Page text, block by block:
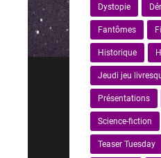
Dystopie
Fantômes
Historique
Jeudi jeu
Présentations
Science-fiction
Teaser Tuesday